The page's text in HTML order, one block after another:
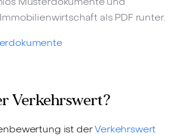
als PDF runter.
Verkehrswert?
ist derVerkehrswert